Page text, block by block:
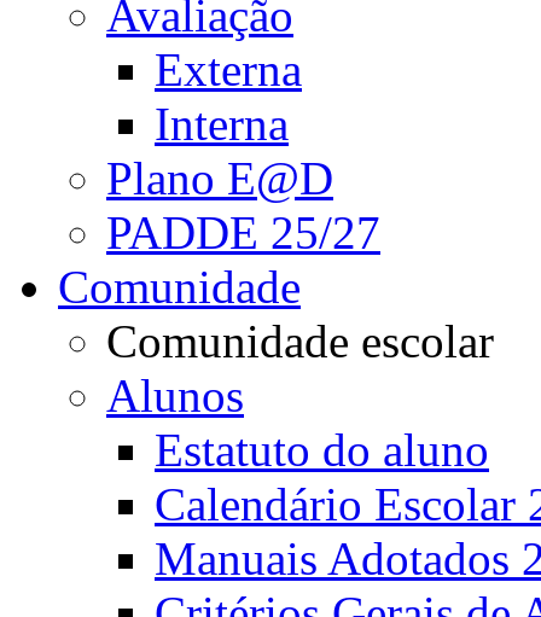
Avaliação
Externa
Interna
Plano E@D
PADDE 25/27
Comunidade
Comunidade escolar
Alunos
Estatuto do aluno
Calendário Escolar
Manuais Adotados